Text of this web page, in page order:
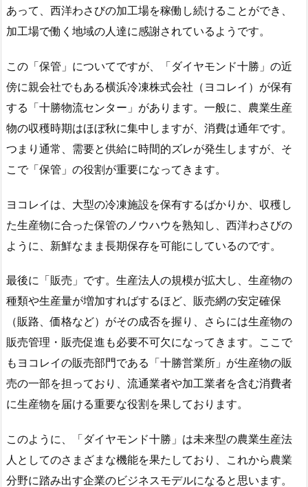
あって、西洋わさびの加工場を稼働し続けることができ、
加工場で働く地域の人達に感謝されているようです。
この「保管」についてですが、「ダイヤモンド十勝」の近
傍に親会社でもある横浜冷凍株式会社（ヨコレイ）が保有
する「十勝物流センター」があります。一般に、農業生産
物の収穫時期はほぼ秋に集中しますが、消費は通年です。
つまり通常、需要と供給に時間的ズレが発生しますが、そ
こで「保管」の役割が重要になってきます。
ヨコレイは、大型の冷凍施設を保有するばかりか、収穫し
た生産物に合った保管のノウハウを熟知し、西洋わさびの
ように、新鮮なまま長期保存を可能にしているのです。
最後に「販売」です。生産法人の規模が拡大し、生産物の
種類や生産量が増加すればするほど、販売網の安定確保
（販路、価格など）がその成否を握り、さらには生産物の
販売管理・販売促進も必要不可欠になってきます。ここで
もヨコレイの販売部門である「十勝営業所」が生産物の販
売の一部を担っており、流通業者や加工業者を含む消費者
に生産物を届ける重要な役割を果しております。
このように、「ダイヤモンド十勝」は未来型の農業生産法
人としてのさまざまな機能を果たしており、これから農業
分野に踏み出す企業のビジネスモデルになると思います。